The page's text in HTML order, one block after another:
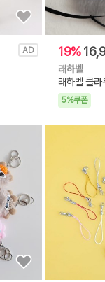
AD 19%
래하벨
래하벨 클
5%쿠폰